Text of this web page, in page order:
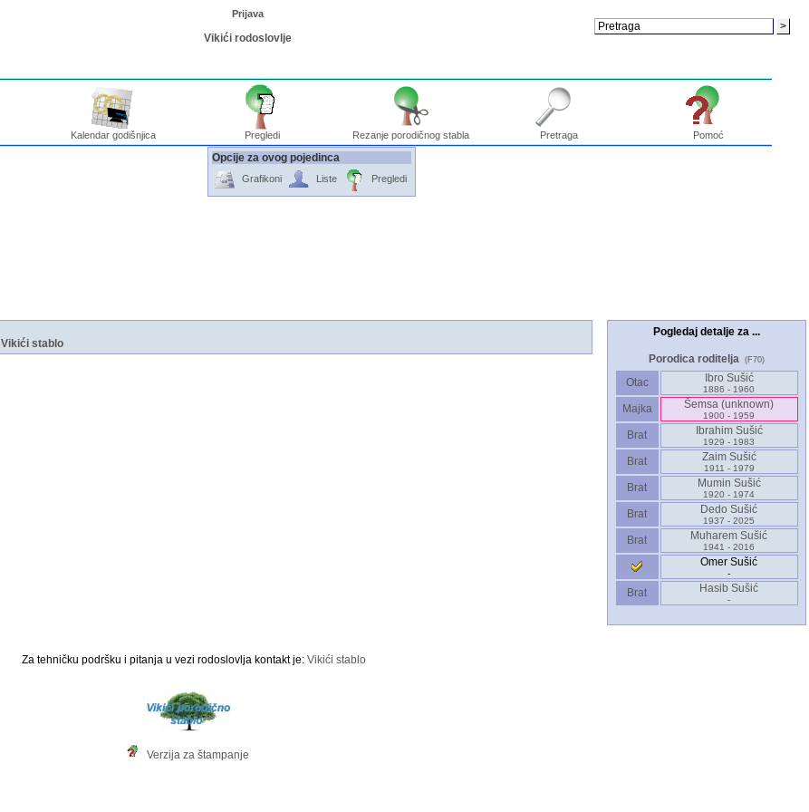
Prijava
Vikići rodoslovlje
Kalendar godišnjica Pregledi Rezanje porodičnog stabla Pretraga Pomoć
Opcije za ovog pojedinca
Grafikoni Liste Pregledi
Vikići stablo
Pogledaj detalje za ...
Porodica roditelja (F70)
Otac Ibro Sušić
1886 - 1960
Majka Šemsa ‎(unknown)‎
1900 - 1959
Brat Ibrahim Sušić
1929 - 1983
Brat Zaim Sušić
1911 - 1979
Brat Mumin Sušić
1920 - 1974
Brat Dedo Sušić
1937 - 2025
Brat Muharem Sušić
1941 - 2016
Omer Sušić
-
Brat Hasib Sušić
-
Za tehničku podršku i pitanja u vezi rodoslovlja kontakt je:Vikići stablo
Verzija za štampanje